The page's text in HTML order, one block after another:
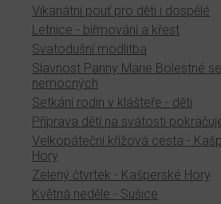
Vikariátní pouť pro děti i dospělé
Letnice - biřmování a křest
Svatodušní modlitba
Slavnost Panny Marie Bolestné
nemocných
Setkání rodin v klášteře - děti
Příprava dětí na svátosti
Velkopáteční křížová cesta -
Hory
Zelený čtvrtek - Kašperské Hory
Květná neděle - Sušice